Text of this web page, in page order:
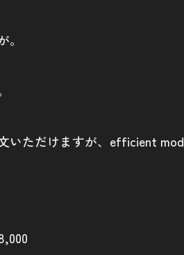
ただけますが、efficient